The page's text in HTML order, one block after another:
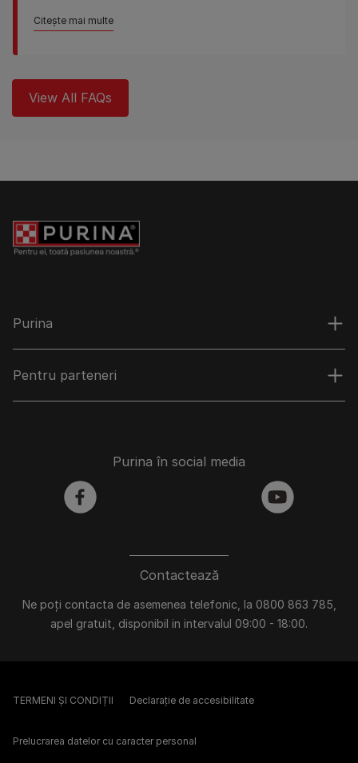
Citește mai multe
View All FAQs
Purina
Pentru parteneri
Contactează
Ne poți contacta de asemenea telefonic, la 0800 863 785,
apel gratuit, disponibil in intervalul 09:00 - 18:00.
Purina în social media
facebook youtube
TERMENI ȘI CONDIȚII Declarație de accesibilitate
Prelucrarea datelor cu caracter personal